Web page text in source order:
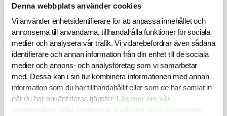
Denna webbplats använder cookies
Vi använder enhetsidentifierare för att anpassa innehållet och
annonserna till användarna, tillhandahålla funktioner för sociala
medier och analysera vår trafik. Vi vidarebefordrar även sådana
identifierare och annan information från din enhet till de sociala
medier och annons- och analysföretag som vi samarbetar
med. Dessa kan i sin tur kombinera informationen med annan
information som du har tillhandahållit eller som de har samlat in
när du har använt deras tjänster. Läs mer om vår
cookiepolicy, vilka cookies vi använder samt lagringstid
perfekta förutsättningar att utvecklas både inom din
yrkesroll och på ett personligt plan. Du får tillgång till vårt
stora nätverk av intressanta företag och uppdragsgivare
och därmed en unik möjlighet att ta din karriär till nästa
steg.
Vi på SJR bryr oss om vår personal och tillsammans med
oss får du en långsiktig partner som ger dig trygghet och
stöd. Vi är lyhörda för dina behov och du kommer att ha
en nära relation med din konsultchef som stöttar dig i din
utveckling.